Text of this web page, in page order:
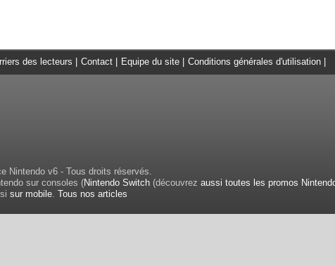
des lecteurs Contact Equipe du site Conditions générales d'utilisation
Nintendo v6 - Tous droits réservés.
sur consoles (Nintendo Switch (découvrez aussi toutes les promos
sur mobile. Tous nos articles